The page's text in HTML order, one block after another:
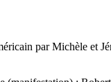
par Michèle et